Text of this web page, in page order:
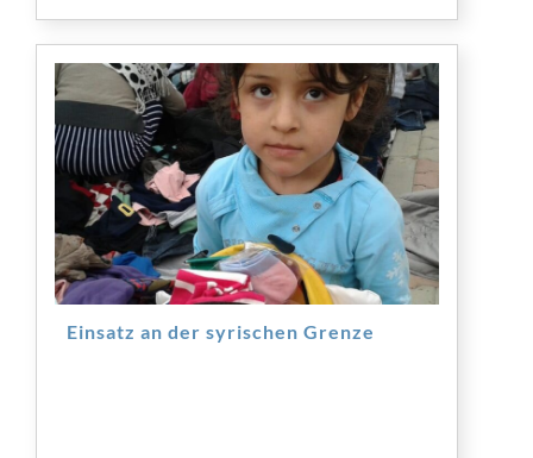
Einsatz an der syrischen Grenze